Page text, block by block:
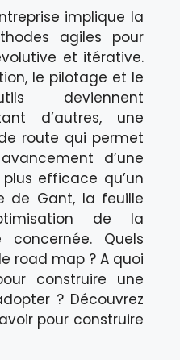
implique la
agiles pour
et itérative.
le pilotage et le
deviennent
d’autres, une
route qui permet
d’une
efficace qu’un
de Gant, la feuille
de la
concernée. Quels
road map ? A quoi
construire une
? Découvrez
pour construire